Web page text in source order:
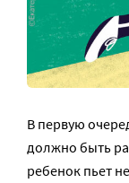
В первую
должно быть
ребенок пьет